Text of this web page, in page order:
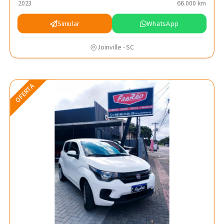
2023 66.000 km
Simular WhatsApp
Joinville - SC
OFERTA